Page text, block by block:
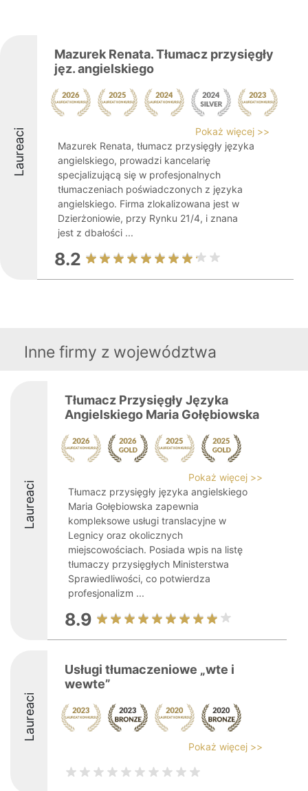
Laureaci
Mazurek Renata. Tłumacz przysięgły
jęz. angielskiego
Pokaż więcej >>
Mazurek Renata, tłumacz przysięgły języka
angielskiego, prowadzi kancelarię
specjalizującą się w profesjonalnych
tłumaczeniach poświadczonych z języka
angielskiego. Firma zlokalizowana jest w
Dzierżoniowie, przy Rynku 21/4, i znana
jest z dbałości ...
8.2
Inne firmy z województwa
Laureaci
Tłumacz Przysięgły Języka
Angielskiego Maria Gołębiowska
Pokaż więcej >>
Tłumacz przysięgły języka angielskiego
Maria Gołębiowska zapewnia
kompleksowe usługi translacyjne w
Legnicy oraz okolicznych
miejscowościach. Posiada wpis na listę
tłumaczy przysięgłych Ministerstwa
Sprawiedliwości, co potwierdza
profesjonalizm ...
8.9
Laureaci
Usługi tłumaczeniowe „wte i
wewte”
Pokaż więcej >>